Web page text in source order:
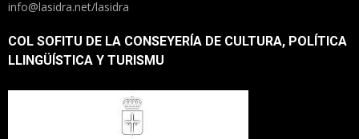
info@lasidra.net/lasidra
COL SOFITU DE LA CONSEYERÍA DE CULTURA, POLÍTICA
LLINGÜÍSTICA Y TURISMU